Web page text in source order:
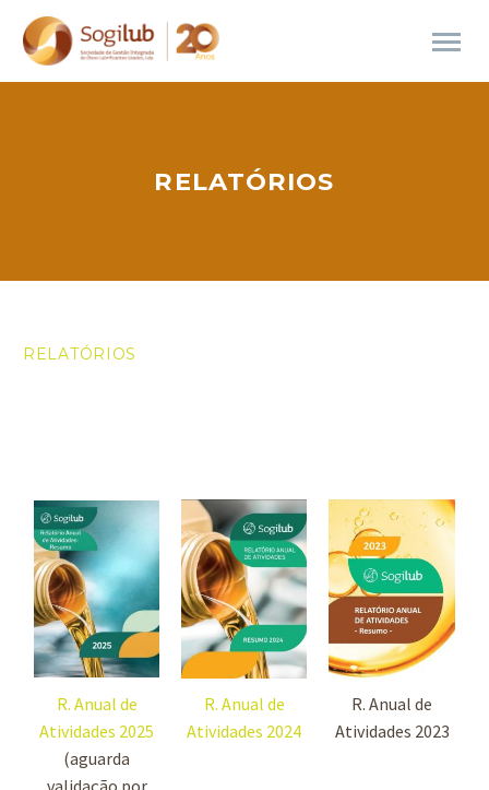
RELATÓRIOS
RELATÓRIOS
R. Anual de
Atividades 2025
(aguarda
R. Anual de
Atividades 2024
R. Anual de
Atividades 2023